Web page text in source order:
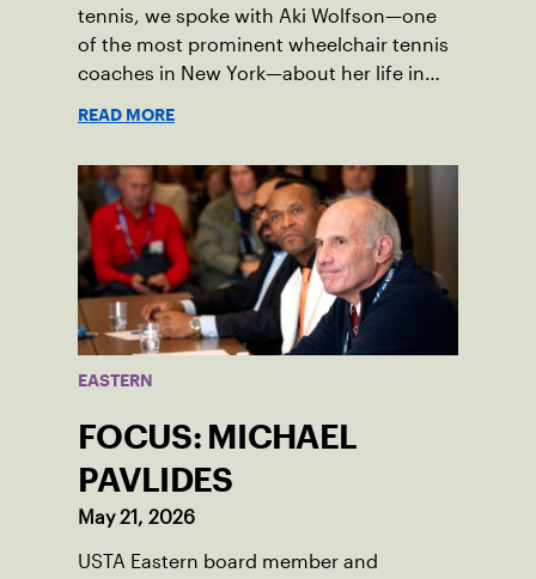
tennis, we spoke with Aki Wolfson—one
of the most prominent wheelchair tennis
coaches in New York—about her life in
READ MORE
EASTERN
FOCUS: MICHAEL
PAVLIDES
May 21, 2026
USTA Eastern board member and